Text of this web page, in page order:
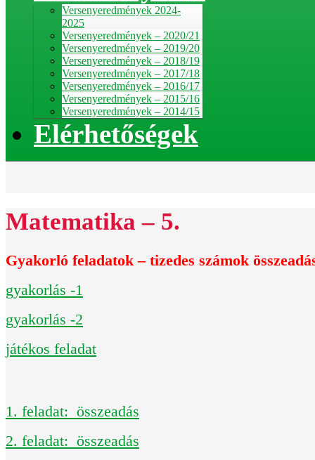
Versenyeredmények 2024-
2025
Versenyeredmények – 2020/21
Versenyeredmények – 2019/20
Versenyeredmények – 2018/19
Versenyeredmények – 2017/18
Versenyeredmények – 2016/17
Versenyeredmények – 2015/16
Versenyeredmények – 2014/15
Elérhetőségek
Matematika – 5.
Gyakorló feladatok – tizedes számok
gyakorlás -1
gyakorlás -2
játékos feladat
1. feladat: összeadás
2. feladat: összeadás